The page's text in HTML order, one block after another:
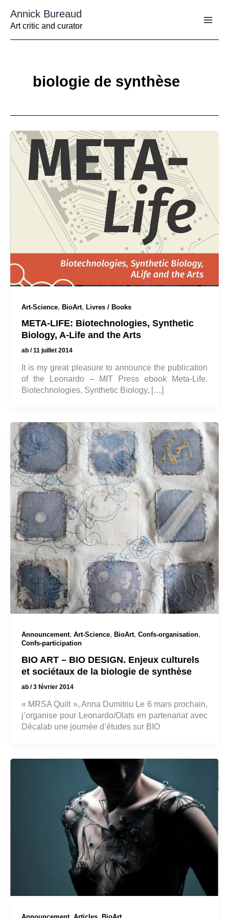
contenu
Annick Bureaud
Art critic and curator
biologie de synthèse
Art-Science, BioArt, Livres / Books
META-LIFE: Biotechnologies, Synthetic
Biology, A-Life and the Arts
ab /11 juillet 2014
It is my great pleasure to announce the publication
of the Leonardo – MIT Press ebook Meta-Life.
Biotechnologies, Synthetic Biology, […]
Announcement, Art-Science, BioArt, Confs-organisation,
Confs-participation
BIO ART – BIO DESIGN. Enjeux culturels
et sociétaux de la biologie de synthèse
ab /3 février 2014
« MRSA Quilt », Anna Dumitriu Le 6 mars prochain,
j’organise pour Leonardo/Olats en partenariat avec
Décalab une journée d’études sur BIO
, ,